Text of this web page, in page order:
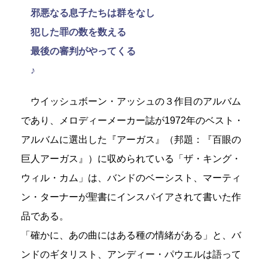
邪悪なる息子たちは群をなし
犯した罪の数を数える
最後の審判がやってくる
♪
ウイッシュボーン・アッシュの３作目のアルバム
であり、メロディーメーカー誌が1972年のベスト・
アルバムに選出した『アーガス』（邦題：『百眼の
巨人アーガス』）に収められている「ザ・キング・
ウィル・カム」は、バンドのベーシスト、マーティ
ン・ターナーが聖書にインスパイアされて書いた作
品である。
「確かに、あの曲にはある種の情緒がある」と、バ
ンドのギタリスト、アンディー・パウエルは語って